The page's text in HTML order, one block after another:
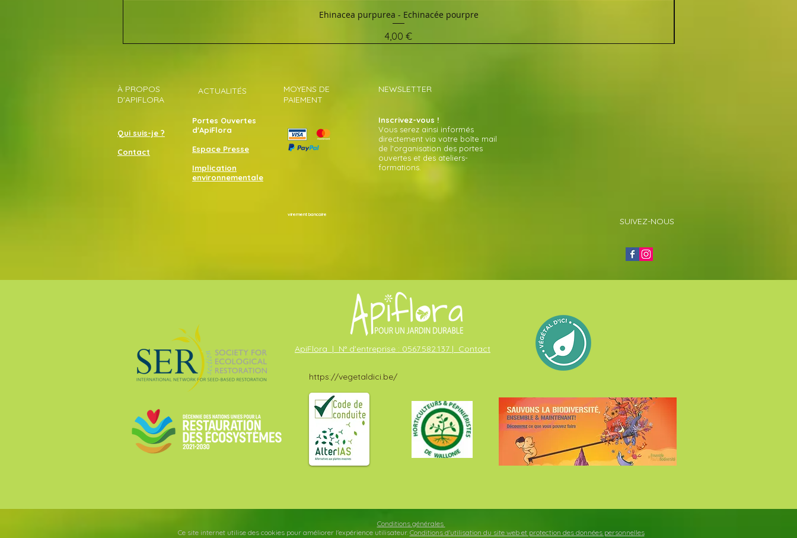
Aperçu rapide
Ehinacea purpurea - Echinacée pourpre
Prix
4,00 €
À PROPOS
D'APIFLORA
ACTUALITÉS
MOYENS DE
PAIEMENT
Qui suis-je ?
Contact
Portes Ouvertes
d'ApiFlora
Espace Presse
Implication
environnementale
NEWSLETTER
Inscrivez-vous !
Vous serez ainsi informés
directement via votre boîte mail
de l'organisation des portes
ouvertes et des ateliers-
formations.
virement bancaire
SUIVEZ-NOUS
ApiFlora | N° d'entreprise : 0567.582.137 | Contact
https://vegetaldici.be/
Conditions générales
Ce site internet utilise des cookies pour améliorer l'expérience utilisateur. Conditions d'utilisation du site web et protection des données personnelles